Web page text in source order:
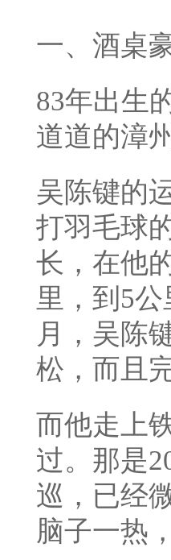
一、酒桌
83年出生
道道的漳
吴陈键的
打羽毛球
长，在他
里，到5
月，吴陈
松，而且
而他走上
过。那是
巡，已经
脑子一热